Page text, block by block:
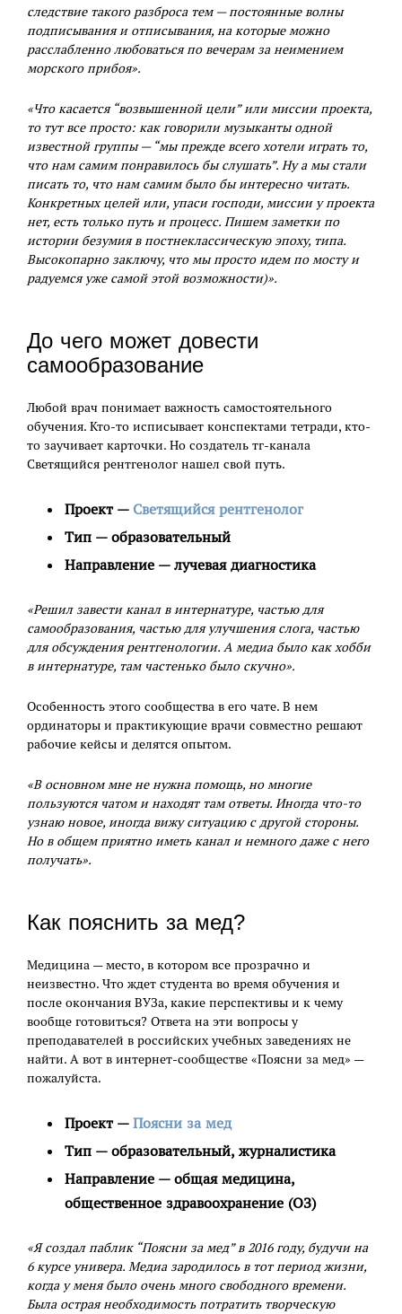
следствие такого разброса тем — постоянные волны
подписывания и отписывания, на которые можно
расслабленно любоваться по вечерам за неимением
морского прибоя».
«Что касается “возвышенной цели” или миссии проекта,
то тут все просто: как говорили музыканты одной
известной группы — “мы прежде всего хотели играть то,
что нам самим понравилось бы слушать”. Ну а мы стали
писать то, что нам самим было бы интересно читать.
Конкретных целей или, упаси господи, миссии у проекта
нет, есть только путь и процесс. Пишем заметки по
истории безумия в постнеклассическую эпоху, типа.
Высокопарно заключу, что мы просто идем по мосту и
радуемся уже самой этой возможности)».
До чего может довести
самообразование
Любой врач понимает важность самостоятельного
обучения. Кто-то исписывает конспектами тетради, кто-
то заучивает карточки. Но создатель тг-канала
Светящийся рентгенолог нашел свой путь.
Проект — Светящийся рентгенолог
Тип — образовательный
Направление — лучевая диагностика
«Решил завести канал в интернатуре, частью для
самообразования, частью для улучшения слога, частью
для обсуждения рентгенологии. А медиа было как хобби
в интернатуре, там частенько было скучно».
Особенность этого сообщества в его чате. В нем
ординаторы и практикующие врачи совместно решают
рабочие кейсы и делятся опытом.
«В основном мне не нужна помощь, но многие
пользуются чатом и находят там ответы. Иногда что-то
узнаю новое, иногда вижу ситуацию с другой стороны.
Но в общем приятно иметь канал и немного даже с него
получать».
Как пояснить за мед?
Медицина — место, в котором все прозрачно и
неизвестно. Что ждет студента во время обучения и
после окончания ВУЗа, какие перспективы и к чему
вообще готовиться? Ответа на эти вопросы у
преподавателей в российских учебных заведениях не
найти. А вот в интернет-сообществе «Поясни за мед» —
пожалуйста.
Проект —Поясни за мед
Тип — образовательный, журналистика
Направление — общая медицина,
общественное здравоохранение (ОЗ)
«Я создал паблик “Поясни за мед” в 2016 году, будучи на
6 курсе универа. Медиа зародилось в тот период жизни,
когда у меня было очень много свободного времени.
Была острая необходимость потратить творческую